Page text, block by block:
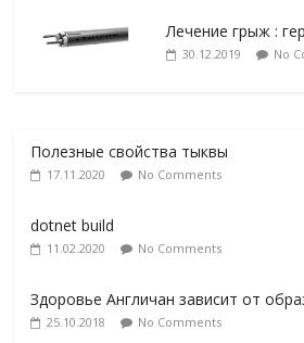
Лечение грыж :
30.12.2019 No
Полезные свойства тыквы
17.11.2020 No Comments
dotnet build
11.02.2020 No Comments
Здоровье Англичан зависит от
25.10.2018 No Comments